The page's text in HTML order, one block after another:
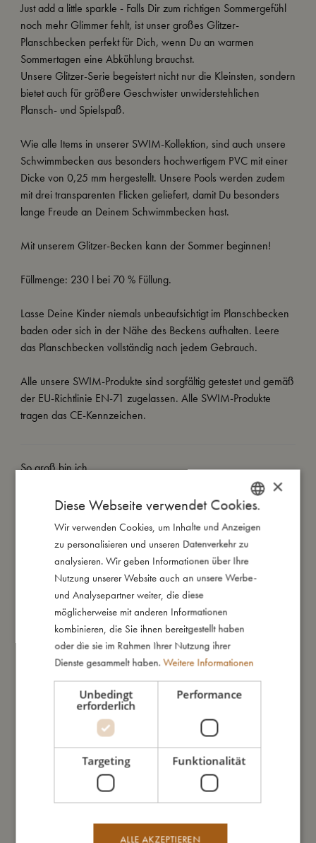
Just add a little sparkle - Falls Dir zum richtigen Sommergefühl
noch mehr Glimmer fehlt, ist unser großes Glitzer-
Planschbecken perfekt für Dich, wenn Du an warmen
Sommertagen eine Abkühlung brauchst.
Unsere Glitzer-Serie begeistert nicht nur die Kleinsten, sondern
bietet auch für größere Geschwister unwiderstehlichen
Plansch- und Spielspaß.
Wie alle Items in unserer SWIM-Kollektion, sind auch unsere
Schwimmbecken aus besonders hochwertigem PVC mit einer
Dicke von 0,25 mm hergestellt. Unsere Pools werden zudem
mit drei transparenten Flicken geliefert, damit Du besonders
lange Freude an Deinem Schwimmbecken hast.
Mit unserem Glitzer-Becken kann der Sommer beginnen!
Füllmenge: 230 l bei 70 % Füllung.
Lasse Deine Kinder niemals unbeaufsichtigt im Planschbecken
baden oder sich in der Nähe des Beckens aufhalten. Leere
das Planschbecken vollständig nach jedem Gebrauch.
Alle unsere SWIM-Produkte sind sorgfältig getestet und gemäß
der EU-Richtlinie EN-71 zugelassen. Alle SWIM-Produkte
tragen das CE-Kennzeichen.
So groß bin ich
Daraus bin ich gemacht
So kannst Du mich pflegen
Meine Daten
Das könnte dir auch gefallen
DANISH
ENGLISH
GERMAN
×
Diese Webseite verwendet Cookies.
Wir verwenden Cookies, um Inhalte und Anzeigen
zu personalisieren und unseren Datenverkehr zu
analysieren. Wir geben Informationen über Ihre
Nutzung unserer Website auch an unsere Werbe-
und Analysepartner weiter, die diese
möglicherweise mit anderen Informationen
kombinieren, die Sie ihnen bereitgestellt haben
oder die sie im Rahmen Ihrer Nutzung ihrer
Dienste gesammelt haben. Weitere Informationen
Unbedingt
erforderlich
Performance
Targeting Funktionalität
ALLE AKZEPTIEREN